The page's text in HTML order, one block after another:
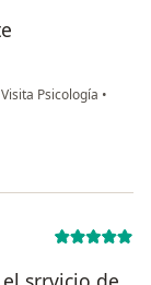
Visita Psicología •